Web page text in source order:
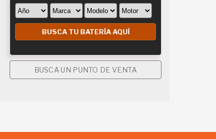
BUSCA UN PUNTO DE VENTA